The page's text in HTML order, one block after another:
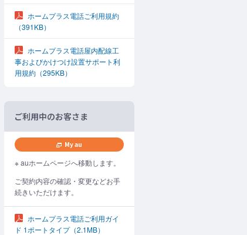
ホームプラス電話ご利用規約
（391KB）
ホームプラス電話屋内配線工
事およびかけつけ設置サポート利
用規約 （295KB）
ご利用中のお客さま
My au
※ auホームページへ移動します。
ご契約内容の確認・変更などお手
続きいただけます。
ホームプラス電話ご利用ガイ
ド 1ポートタイプ（2.1MB）